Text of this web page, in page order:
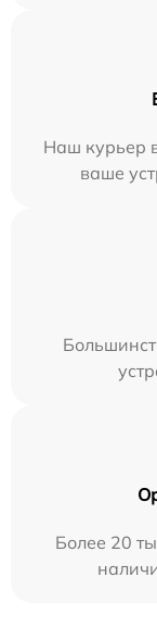
Наш курьер
ваше
Более 20